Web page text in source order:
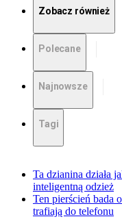
Zobacz również
Polecane
Najnowsze
Tagi
Ta dzianina działa
inteligentną odzież
Ten pierścień bada
trafiają do telefonu